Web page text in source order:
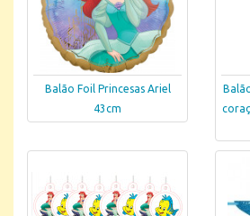
Balão Foil Princesas Ariel
43cm